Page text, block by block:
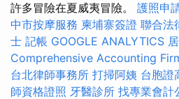
許多冒險在夏威夷冒險。 護照申
中市按摩服務 柬埔寨簽證 聯合法
士 記帳 GOOGLE ANALYTICS
Comprehensive Accounting
台北律師事務所 打掃阿姨 台胞證
師資格證照 牙醫診所 找專業會計